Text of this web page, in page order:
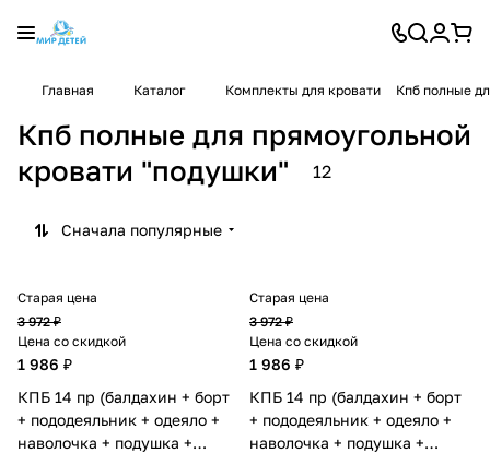
Главная Каталог Комплекты для кровати Кпб полные
Кпб полные для прямоугольной
кровати "подушки"
12
Сначала популярные
Старая цена
3 972 ₽
Цена со скидкой
1 986 ₽
КПБ 14 пр (балдахин + борт
+ пододеяльник + одеяло +
наволочка + подушка +
Старая цена
3 972 ₽
Цена со скидкой
1 986 ₽
КПБ 14 пр (балдахин + борт
+ пододеяльник + одеяло +
наволочка + подушка +